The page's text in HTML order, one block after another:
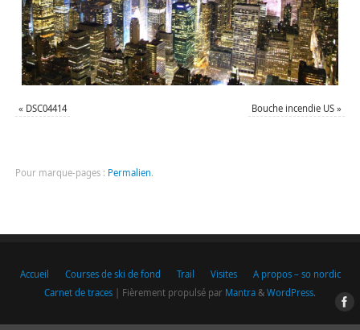
« DSC04414 Bouche incendie US »
Pour marque-pages : Permalien.
Accueil Courses de ski de fond Trail Visites
A propos – so nordic
Carnet de traces | Fièrement propulsé par Mantra & WordPress.